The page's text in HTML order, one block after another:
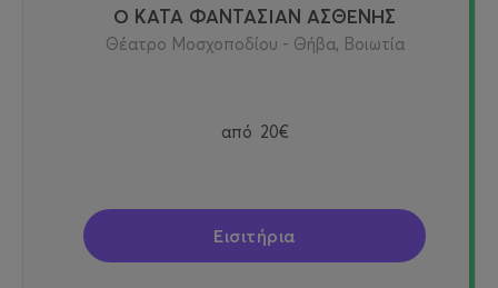
Ο ΚΑΤΑ ΦΑΝΤΑΣΙΑΝ ΑΣΘΕΝΗΣ
Θέατρο Μοσχοποδίου - Θήβα, Βοιωτία
από 20€
Εισιτήρια